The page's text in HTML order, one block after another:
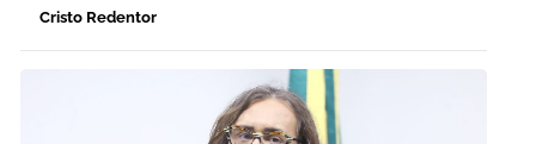
Cristo Redentor